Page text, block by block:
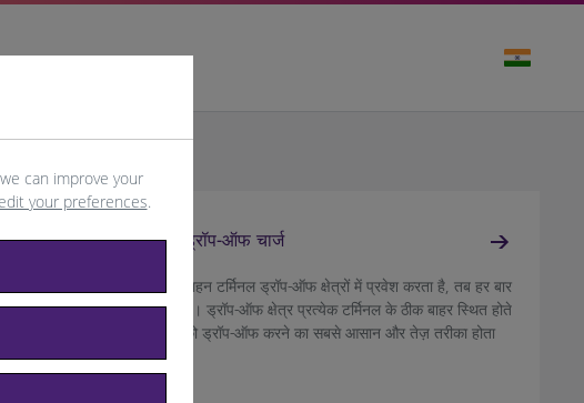
टर्मिनल ड्रॉप-ऑफ चार्ज
हीथ्रो पर जब कोई वाहन टर्मिनल ड्रॉप-ऑफ क्षेत्रों में प्रवेश करता है, तब हर बार
£7 चार्ज लागू होता है। ड्रॉप-ऑफ क्षेत्र प्रत्येक टर्मिनल के ठीक बाहर स्थित होते
हैं, जिससे यात्रियों को ड्रॉप-ऑफ करने का सबसे आसान और तेज़ तरीका होता
है।
can improve your
edit your preferences.